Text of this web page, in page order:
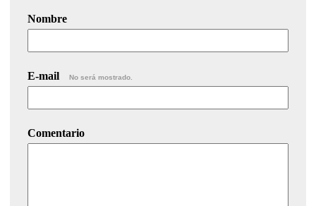
Nombre
E-mail No será mostrado.
Comentario